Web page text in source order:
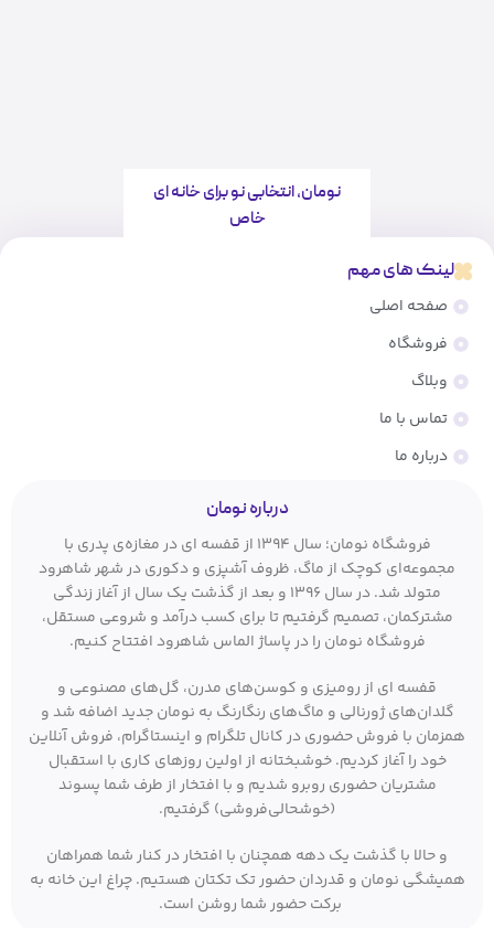
نومان، انتخابی نو برای خانه ای
خاص
لینک های مهم
صفحه اصلی
فروشگاه
وبلاگ
تماس با ما
درباره ما
درباره نومان
فروشگاه نومان؛ سال ۱۳۹۴ از قفسه ای در مغازه‌ی پدری با
مجموعه‌ای کوچک از ماگ، ظروف آشپزی و دکوری در شهر شاهرود
متولد شد. در سال ۱۳۹۶ و بعد از گذشت یک سال از آغاز زندگی
مشترکمان، تصمیم گرفتیم تا برای کسب درآمد و شروعی مستقل،
فروشگاه نومان را در پاساژ الماس شاهرود افتتاح کنیم.
قفسه ای از رومیزی و کوسن‌های مدرن، گل‌های مصنوعی و
گلدان‌های ژورنالی و ماگ‌های رنگارنگ به نومان جدید اضافه شد و
همزمان با فروش حضوری در کانال تلگرام و اینستاگرام، فروش آنلاین
خود را آغاز کردیم. خوشبختانه از اولین روزهای کاری با استقبال
مشتریان حضوری روبرو شدیم و با افتخار از طرف شما پسوند
(خوشحالی‌فروشی) گرفتیم.
و حالا با گذشت یک دهه همچنان با افتخار در کنار شما همراهان
همیشگی نومان و قدردان حضور تک تکتان هستیم. چراغ این خانه به
برکت حضور شما روشن است.